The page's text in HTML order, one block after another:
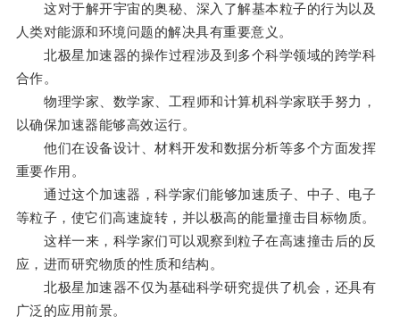
这对于解开宇宙的奥秘、深入了解基本粒子的行为以及
人类对能源和环境问题的解决具有重要意义。
北极星加速器的操作过程涉及到多个科学领域的跨学科
合作。
物理学家、数学家、工程师和计算机科学家联手努力，
以确保加速器能够高效运行。
他们在设备设计、材料开发和数据分析等多个方面发挥
重要作用。
通过这个加速器，科学家们能够加速质子、中子、电子
等粒子，使它们高速旋转，并以极高的能量撞击目标物质。
这样一来，科学家们可以观察到粒子在高速撞击后的反
应，进而研究物质的性质和结构。
北极星加速器不仅为基础科学研究提供了机会，还具有
广泛的应用前景。